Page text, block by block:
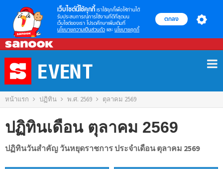
เว็บไซต์นี้ใช้คุกกี้ เราใช้คุกกี้เพื่อให้ท่านได้
รับประสบการณ์การใช้งานที่ดีที่สุดบน
เว็บไซต์ของเรา โปรดศึกษาเพิ่มเติมที่
นโยบายความเป็นส่วนตัว และ นโยบายคุกกี้
ตกลง
Skip
content
หน้าแรก ปฏิทิน พ.ศ. 2569 ตุลาคม 2569
ปฏิทินเดือน ตุลาคม 2569
ปฏิทินวันสำคัญ วันหยุดราชการ ประจำเดือน ตุลาคม 2569